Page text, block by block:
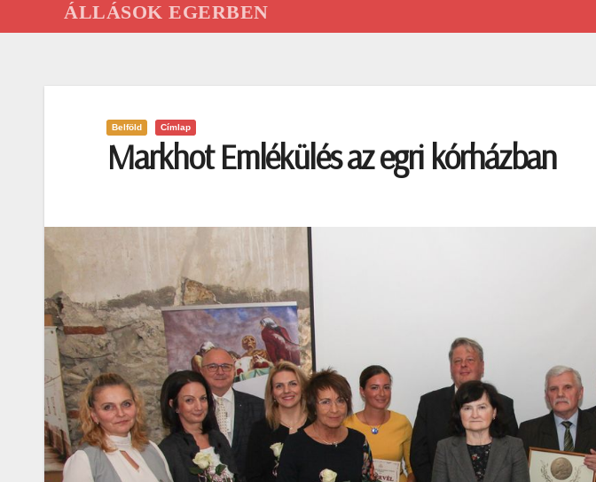
ÁLLÁSOK EGERBEN
Belföld Címlap
Markhot Emlékülés az egri kórházban